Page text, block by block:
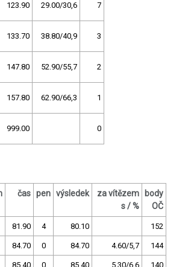
123.90 29.00/30,6 7
133.70 38.80/40,9 3
147.80 52.90/55,7 2
157.80 62.90/66,3 1
999.00 0
čas pen výsledek
za vítězem
s / %
body
OČ
81.90 4 80.10 152
84.70 0 84.70 4.60/5,7 144
85.40 0 85.40 5.30/6,6 140